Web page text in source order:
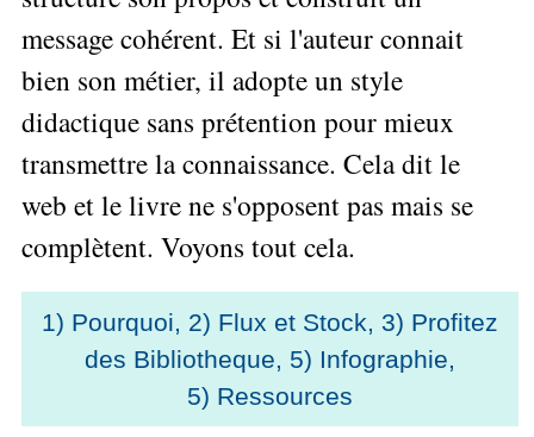
les
articles
Innover
»»»
▶
Décider
au
processus
La
Décision
Les
technologies
du
SI
Tous
les
articles
DSI
»»»
Comment
devenir
bon
décideur ?
Manager
l'entraide ?
Tous
articles
Outils
décisionnels
Tous
les
Analyse
Données
tableau
de
et
BI
Formation
Management
de
Formation
▶
Tous
Management
message cohérent. Et si l'auteur connait
bien son métier, il adopte un style
didactique sans prétention pour mieux
transmettre la connaissance. Cela dit le
web et le livre ne s'opposent pas mais se
complètent. Voyons tout cela.
1) Pourquoi 2) Flux et Stock
3) Profitez
des Bibliotheque
5) Infographie
5) Ressources